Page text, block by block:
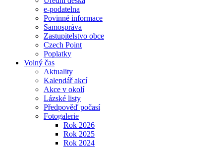
e-podatelna
Povinné informace
Samospráva
Zastupitelstvo obce
Czech Point
Poplatky
Volný čas
Aktuality
Kalendář akcí
Akce v okolí
Lázské listy
Předpověď počasí
Fotogalerie
Rok 2026
Rok 2025
Rok 2024